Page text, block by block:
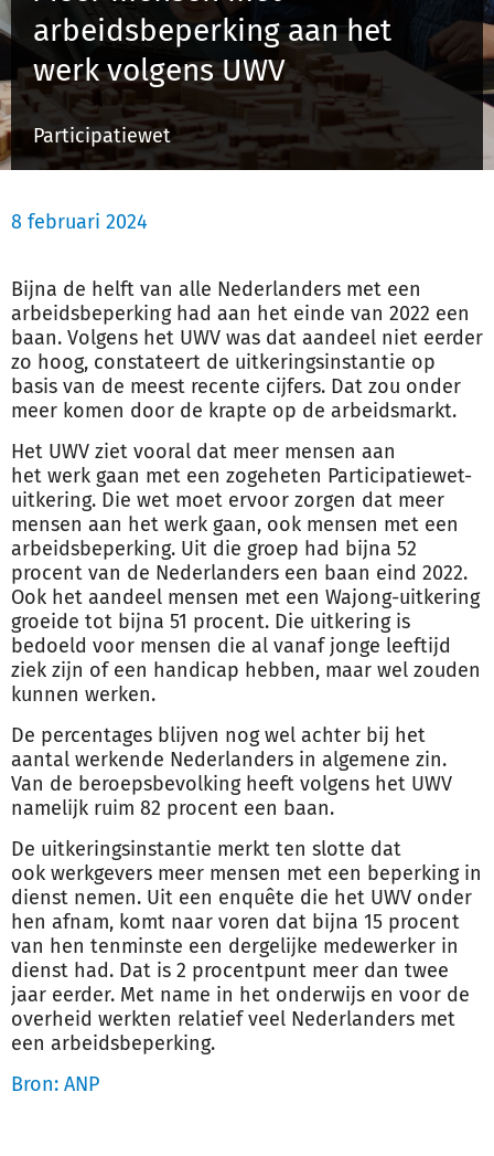
Inloggen
Registreren
arbeidsbeperking aan het
werk volgens UWV
Participatiewet
8 februari 2024
Bijna de helft van alle Nederlanders met een
arbeidsbeperking had aan het einde van 2022 een
baan. Volgens het UWV was dat aandeel niet eerder
zo hoog, constateert de uitkeringsinstantie op
basis van de meest recente cijfers. Dat zou onder
meer komen door de krapte op de arbeidsmarkt.
Het UWV ziet vooral dat meer mensen aan
het werk gaan met een zogeheten Participatiewet-
uitkering. Die wet moet ervoor zorgen dat meer
mensen aan het werk gaan, ook mensen met een
arbeidsbeperking. Uit die groep had bijna 52
procent van de Nederlanders een baan eind 2022.
Ook het aandeel mensen met een Wajong-uitkering
groeide tot bijna 51 procent. Die uitkering is
bedoeld voor mensen die al vanaf jonge leeftijd
ziek zijn of een handicap hebben, maar wel zouden
kunnen werken.
De percentages blijven nog wel achter bij het
aantal werkende Nederlanders in algemene zin.
Van de beroepsbevolking heeft volgens het UWV
namelijk ruim 82 procent een baan.
De uitkeringsinstantie merkt ten slotte dat
ook werkgevers meer mensen met een beperking in
dienst nemen. Uit een enquête die het UWV onder
hen afnam, komt naar voren dat bijna 15 procent
van hen tenminste een dergelijke medewerker in
dienst had. Dat is 2 procentpunt meer dan twee
jaar eerder. Met name in het onderwijs en voor de
overheid werkten relatief veel Nederlanders met
een arbeidsbeperking.
Bron: ANP